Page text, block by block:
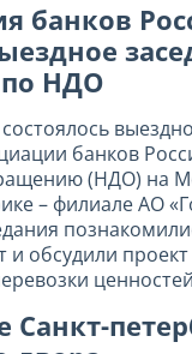
банков
НДО
состоялось
банков
(НДО) на
– филиале АО
и обсудили
Санкт-